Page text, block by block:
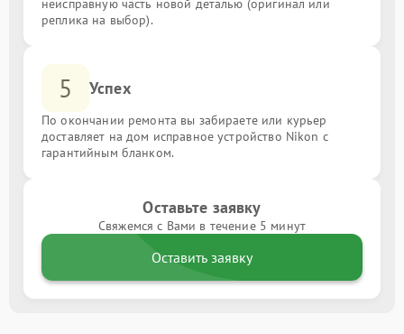
неисправную часть новой деталью (оригинал или
реплика на выбор).
5 Успех
По окончании ремонта вы забираете или курьер
доставляет на дом исправное устройство Nikon с
гарантийным бланком.
Оставьте заявку
Свяжемся с Вами в течение 5 минут
Оставить заявку